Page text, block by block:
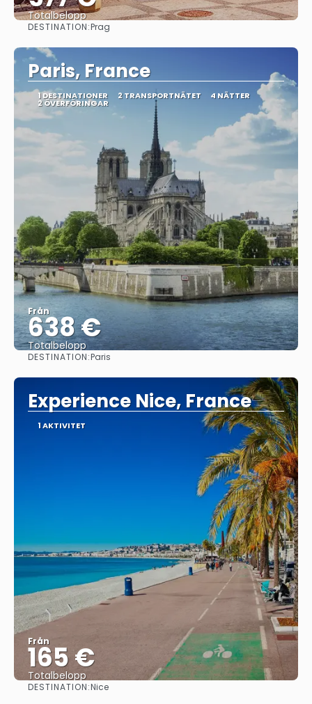
Totalbelopp
DESTINATION:Prag
Paris, France
1 DESTINATIONER 2 TRANSPORTNÄTET 4 NÄTTER
2 ÖVERFÖRINGAR
Från
638 €
Totalbelopp
DESTINATION:Paris
Experience Nice, France
1 AKTIVITET
Från
165 €
Totalbelopp
DESTINATION:Nice